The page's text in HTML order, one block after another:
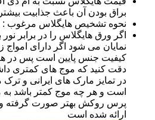
براق بودن آن باعث جذابیت
نحوه تشخیص هایگلاس مرغوب :
اگر ورق هایگلاس را در برابر
نمایان می شود اگر دارای
کیفیت جنس پایین است پس در
دقت کنید که موج های کمتری
در تمایز مارک های ایرانی و
است و هر چه موج کمتر باشد
پرس روکش بهتر صورت گرفته
ارائه شده است